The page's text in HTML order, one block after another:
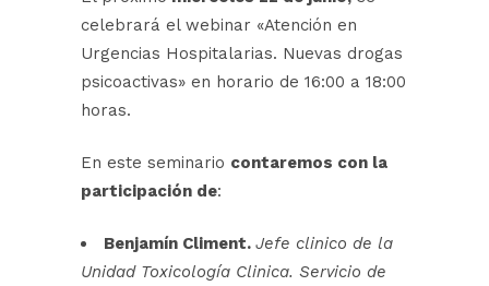
celebrará el webinar «Atención en
Urgencias Hospitalarias. Nuevas drogas
psicoactivas» en horario de 16:00 a 18:00
horas.
En este seminario contaremos con la
participación de:
Benjamín Climent. Jefe clinico de la
Unidad Toxicología Clinica. Servicio de